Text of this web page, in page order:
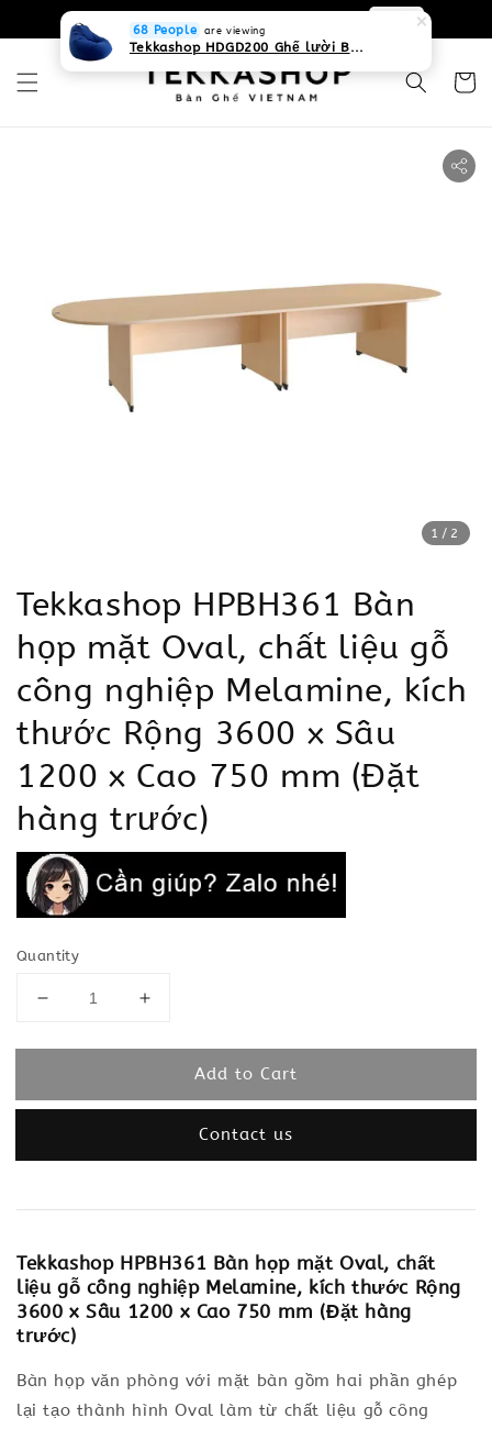
0931268840 Liên hệ với chúng tôi
1 /2
Tekkashop HPBH361 Bàn
họp mặt Oval, chất liệu gỗ
công nghiệp Melamine, kích
thước Rộng 3600 x Sâu
1200 x Cao 750 mm (Đặt
hàng trước)
Quantity
Add to Cart
Contact us
Tekkashop HPBH361 Bàn họp mặt Oval, chất
liệu gỗ công nghiệp Melamine, kích thước Rộng
3600 x Sâu 1200 x Cao 750 mm (Đặt hàng
trước)
Bàn họp văn phòng với mặt bàn gồm hai phần ghép
lại tạo thành hình Oval làm từ chất liệu gỗ công
68 People are viewing
Tekkashop HDGD200 Ghế lười Beanbag form truyền thống, chất liệu Olefin canvas kháng nước, màu xanh biển, có thể sử dụng trong nhà và cả ngoài trời, có quai xách